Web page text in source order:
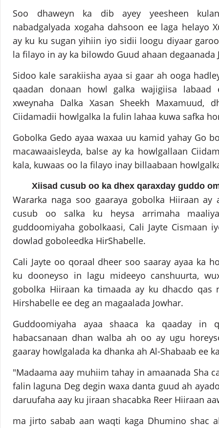
Soo dhaweyn ka dib ayey yeesheen
nabadgalyada xogaha dahsoon ee laga helayo
ay ku ku sugan yihiin iyo sidii loogu diyaar
la filayo in ay ka bilowdo Guud ahaan degaanada
Sidoo kale sarakiisha ayaa si gaar ah ooga
qaadan donaan howl galka wajigiisa
xweynaha Dalka Xasan Sheekh Maxamuud,
Ciidamadii howlgalka la fulin lahaa kuwa safka
Gobolka Gedo ayaa waxaa uu kamid yahay Go
macawaaisleyda, balse ay ka howlgallaan
kala, kuwaas oo la filayo inay billaabaan
Xiisad cusub oo ka dhex qaraxday guddo
Wararka naga soo gaaraya gobolka Hiiraan ay
cusub oo salka ku heysa arrimaha
guddoomiyaha gobolkaasi, Cali Jayte Cismaan
dowlad goboleedka HirShabelle.
Cali Jayte oo qoraal dheer soo saaray ayaa ka
ku dooneyso in lagu mideeyo canshuurta,
gobolka Hiiraan ka timaada ay ku dhacdo qas
Hirshabelle ee deg an magaalada Jowhar.
Guddoomiyaha ayaa shaaca ka qaaday in
habacsanaan dhan walba ah oo ay ugu
gaaray howlgalada ka dhanka ah Al-Shabaab ee
"Madaama aay muhiim tahay in amaanada Sha
falin laguna Deg degin waxa danta guud ah
daruufaha aay ku jiraan shacabka Reer Hiiraan
ma jirto sabab aan waqti kaga Dhumino shac